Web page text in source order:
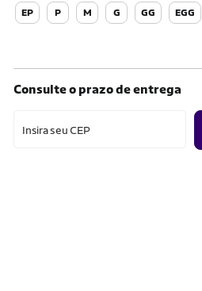
EP P M G GG EGG
Consulte o prazo de entrega
Insira seu CEP